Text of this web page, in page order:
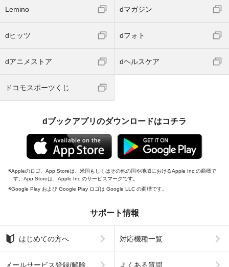
Lemino dマガジン
dヒッツ dフォト
dアニメストア dヘルスケア
ドコモスポーツくじ
dブックアプリのダウンロードはコチラ
Appleのロゴ、App Storeは、米国もしくはその他の国や地域におけるApple Inc.の商標で
す。App Storeは、Apple Inc.のサービスマークです。
Google Play および Google Play ロゴは Google LLC の商標です。
サポート情報
はじめての方へ 対応機種一覧
メールサービス登録/解除 よくある質問